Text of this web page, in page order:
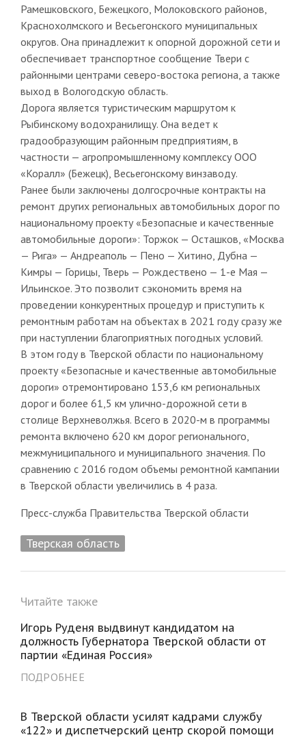
Рамешковского, Бежецкого, Молоковского районов,
Краснохолмского и Весьегонского муниципальных
округов. Она принадлежит к опорной дорожной сети и
обеспечивает транспортное сообщение Твери с
районными центрами северо-востока региона, а также
выход в Вологодскую область.
Дорога является туристическим маршрутом к
Рыбинскому водохранилищу. Она ведет к
градообразующим районным предприятиям, в
частности — агропромышленному комплексу ООО
«Коралл» (Бежецк), Весьегонскому винзаводу.
Ранее были заключены долгосрочные контракты на
ремонт других региональных автомобильных дорог по
национальному проекту «Безопасные и качественные
автомобильные дороги»: Торжок — Осташков, «Москва
— Рига» — Андреаполь — Пено — Хитино, Дубна —
Кимры — Горицы, Тверь — Рождествено — 1-е Мая —
Ильинское. Это позволит сэкономить время на
проведении конкурентных процедур и приступить к
ремонтным работам на объектах в 2021 году сразу же
при наступлении благоприятных погодных условий.
В этом году в Тверской области по национальному
проекту «Безопасные и качественные автомобильные
дороги» отремонтировано 153,6 км региональных
дорог и более 61,5 км улично-дорожной сети в
столице Верхневолжья. Всего в 2020-м в программы
ремонта включено 620 км дорог регионального,
межмуниципального и муниципального значения. По
сравнению с 2016 годом объемы ремонтной кампании
в Тверской области увеличились в 4 раза.
Пресс-служба Правительства Тверской области
Тверская область
Читайте также
Игорь Руденя выдвинут кандидатом на
должность Губернатора Тверской области от
партии «Единая Россия»
ПОДРОБНЕЕ
В Тверской области усилят кадрами службу
«122» и диспетчерский центр скорой помощи